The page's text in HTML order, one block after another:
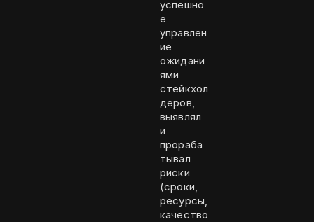
успешно
е
управлен
ие
ожидани
ями
стейкхол
деров,
выявлял
и
прораба
тывал
риски
(сроки,
ресурсы,
качество